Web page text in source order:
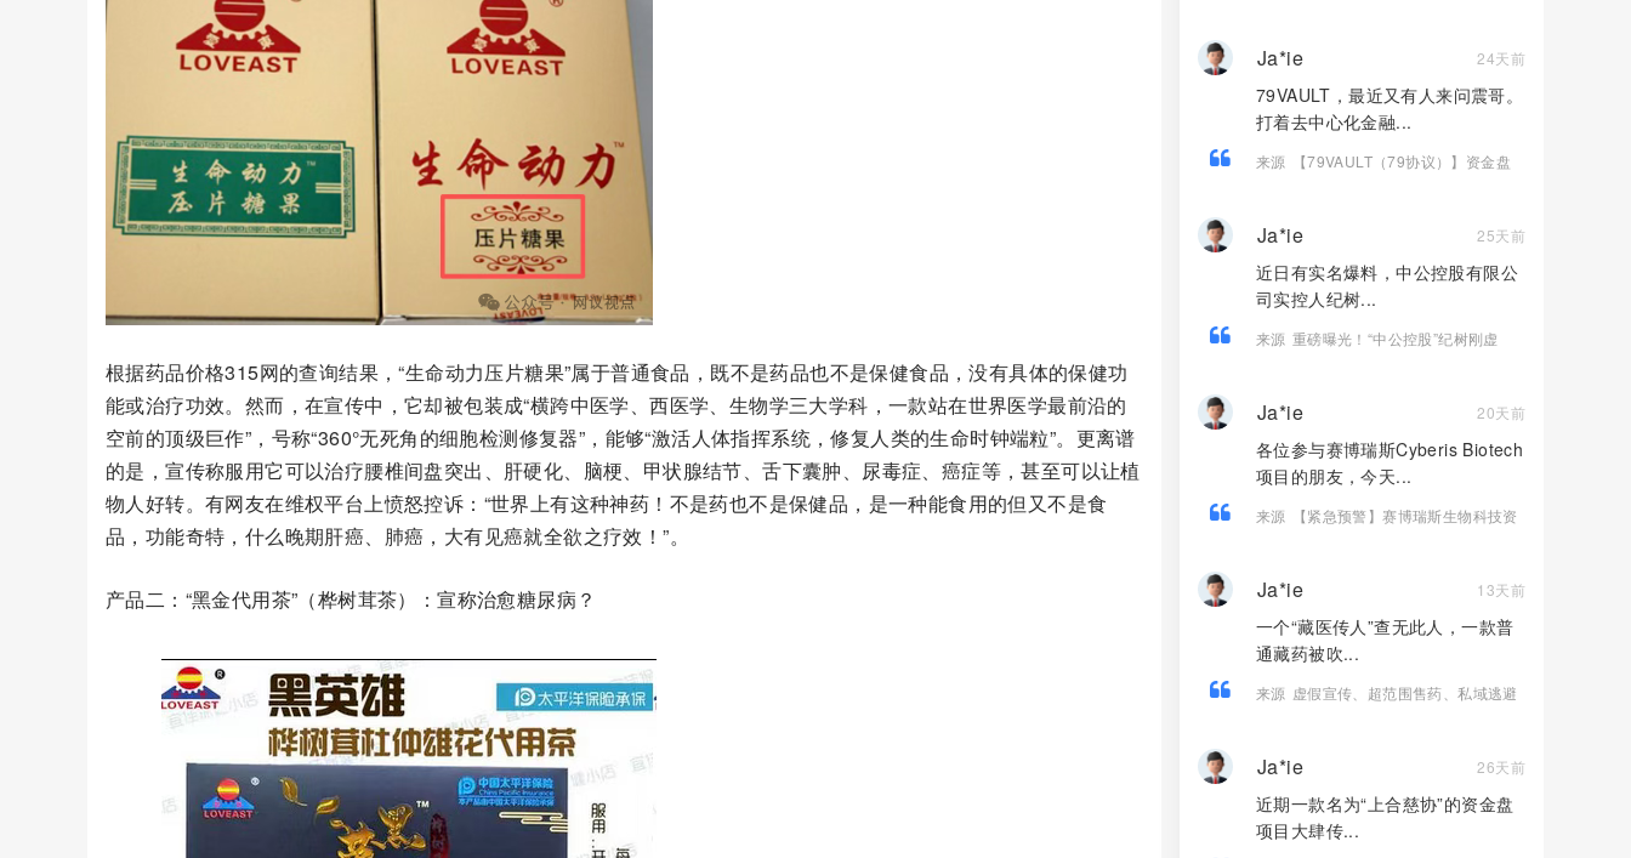
根据药品价格315网的查询结果，“生命动力压片糖果”属于普通食品，既不是药品也不是保健食品，没有具体的保健功
能或治疗功效。然而，在宣传中，它却被包装成“横跨中医学、西医学、生物学三大学科，一款站在世界医学最前沿的
空前的顶级巨作”，号称“360°无死角的细胞检测修复器”，能够“激活人体指挥系统，修复人类的生命时钟端粒”。更离谱
的是，宣传称服用它可以治疗腰椎间盘突出、肝硬化、脑梗、甲状腺结节、舌下囊肿、尿毒症、癌症等，甚至可以让植
物人好转。有网友在维权平台上愤怒控诉：“世界上有这种神药！不是药也不是保健品，是一种能食用的但又不是食
品，功能奇特，什么晚期肝癌、肺癌，大有见癌就全欲之疗效！”。
产品二：“黑金代用茶”（桦树茸茶）：宣称治愈糖尿病？
Ja*ie 24天前
79VAULT，最近又有人来问震哥。
打着去中心化金融...
来源
【79VAULT（79协议）】资金盘
Ja*ie 25天前
近日有实名爆料，中公控股有限公
司实控人纪树...
来源 重磅曝光！“中公控股”纪树刚虚
Ja*ie 20天前
各位参与赛博瑞斯Cyberis Biotech
项目的朋友，今天...
来源
【紧急预警】赛博瑞斯生物科技资
Ja*ie 13天前
一个“藏医传人”查无此人，一款普
通藏药被吹...
来源 虚假宣传、超范围售药、私域逃避
Ja*ie 26天前
近期一款名为“上合慈协”的资金盘
项目大肆传...